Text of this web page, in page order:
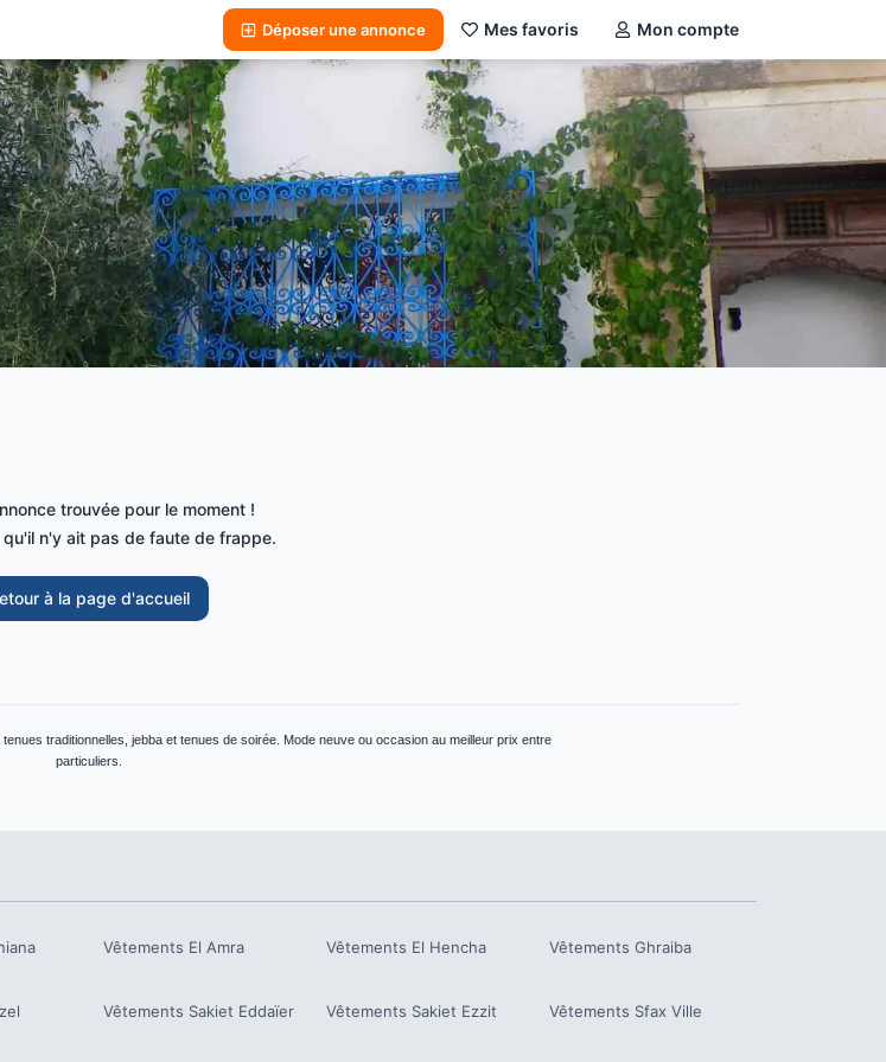
Déposer une annonce Mes favoris Mon compte
trouvée pour le moment !
qu'il n'y ait pas de faute de frappe.
à la page d'accueil
traditionnelles, jebba et tenues de soirée. Mode neuve ou occasion au meilleur prix entre
particuliers.
Vêtements El Amra Vêtements El Hencha Vêtements Ghraiba
Vêtements Sakiet Eddaïer Vêtements Sakiet Ezzit Vêtements Sfax Ville